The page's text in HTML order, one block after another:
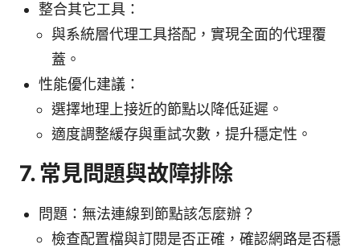
整合其它工具：
與系統層代理工具搭配，實現全面的代理覆
蓋。
性能優化建議：
選擇地理上接近的節點以降低延遲。
適度調整緩存與重試次數，提升穩定性。
7. 常見問題與故障排除
問題：無法連線到節點該怎麼辦？
檢查配置檔與訂閱是否正確，確認網路是否穩